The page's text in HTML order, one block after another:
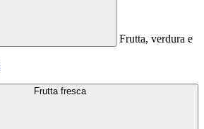
Frutta, verdura e
Frutta fresca